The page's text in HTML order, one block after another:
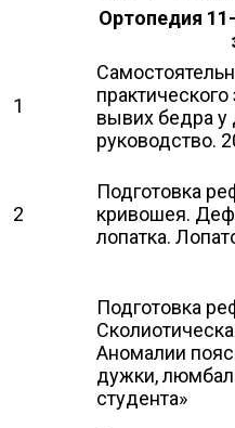
Ортопедия
1
вывих бедра у
руководство.
2
Подготовка
кривошея.
лопатка.
Подготовка
Аномалии
дужки,
студента»